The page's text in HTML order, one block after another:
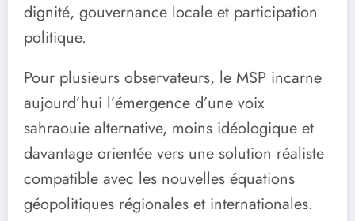
dignité, gouvernance locale et participation
politique.
Pour plusieurs observateurs, le MSP incarne
aujourd’hui l’émergence d’une voix
sahraouie alternative, moins idéologique et
davantage orientée vers une solution réaliste
compatible avec les nouvelles équations
géopolitiques régionales et internationales.